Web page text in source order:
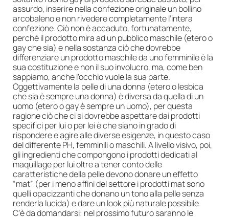
assurdo, inserire nella confezione originale un bollino
arcobaleno e non rivedere completamente l’intera
confezione. Ciò non è accaduto, fortunatamente,
perché il prodotto mira ad un pubblico maschile (etero o
gay che sia) e nella sostanza ciò che dovrebbe
differenziare un prodotto maschile da uno femminile è la
sua costituzione e non il suo involucro, ma, come ben
sappiamo, anche l’occhio vuole la sua parte.
Oggettivamente la pelle di una donna (etero o lesbica
che sia è sempre una donna) è diversa da quella di un
uomo (etero o gay è sempre un uomo), per questa
ragione ciò che ci si dovrebbe aspettare dai prodotti
specifici per lui o per lei è che siano in grado di
rispondere e agire alle diverse esigenze, in questo caso
del differente PH, femminili o maschili. A livello visivo, poi,
gli ingredienti che compongono i prodotti dedicati al
maquillage per lui oltre a tener conto delle
caratteristiche della pelle devono donare un effetto
“mat” (per i meno affini del settore i prodotti mat sono
quelli opacizzanti che donano un tono alla pelle senza
renderla lucida) e dare un look più naturale possibile.
C’è da domandarsi: nel prossimo futuro saranno le